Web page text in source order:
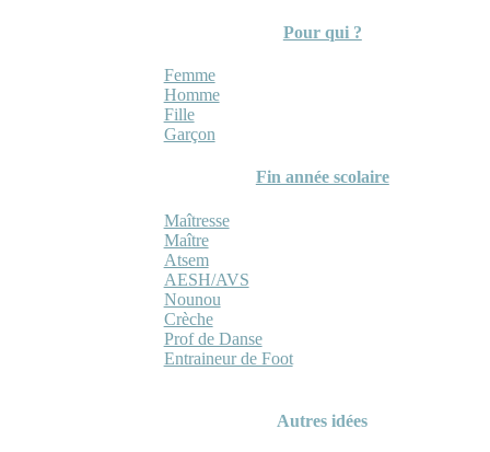
Pour qui ?
Femme
Homme
Fille
Garçon
Fin année scolaire
Maîtresse
Maître
Atsem
AESH/AVS
Nounou
Crèche
Prof de Danse
Entraineur de Foot
Autres idées